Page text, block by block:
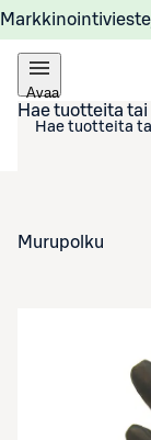
Avaa
valikko
Hae tuotteita
Murupolku